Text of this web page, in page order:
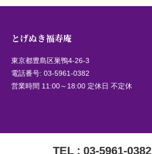
TEL : 03-5961-0382
とげぬき福寿庵
東京都豊島区巣鴨4-26-3
電話番号:03-5961-0382
営業時間 11:00～18:00 定休日 不定休